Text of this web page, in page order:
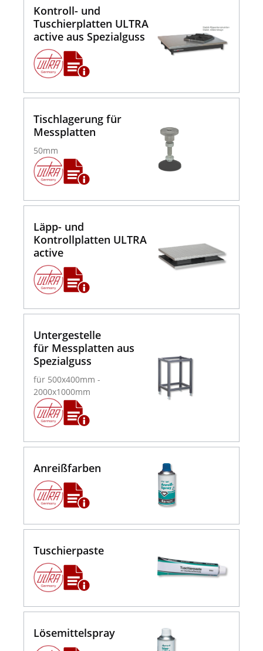
Kontroll- und
Tuschierplatten ULTRA
active aus Spezialguss
Tischlagerung für
Messplatten
50mm
Läpp- und
Kontrollplatten ULTRA
active
Untergestelle
für Messplatten aus
Spezialguss
für 500x400mm -
2000x1000mm
Anreißfarben
Tuschierpaste
Lösemittelspray